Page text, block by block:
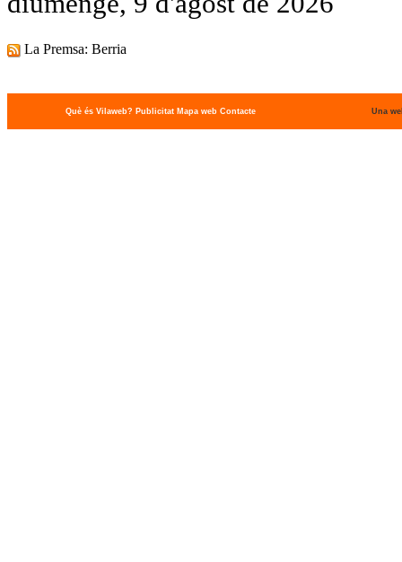
La Premsa: Berria
Què és Vilaweb? Publicitat Mapa web Contacte Una